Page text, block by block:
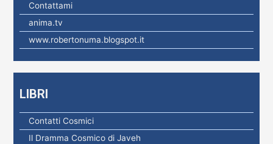
:
Contattami
anima.tv
www.robertonuma.blogspot.it
LIBRI
Contatti Cosmici
Il Dramma Cosmico di Javeh